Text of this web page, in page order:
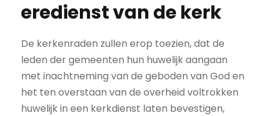
eredienst van de kerk
De kerkenraden zullen erop toezien, dat de
leden der gemeenten hun huwelijk aangaan
met inachtneming van de geboden van God en
het ten overstaan van de overheid voltrokken
huwelijk in een kerkdienst laten bevestigen,